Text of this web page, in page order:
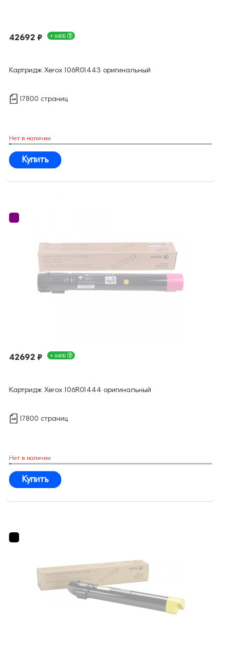
42692 ₽ + 640Б
Картридж Xerox 106R01443 оригинальный
17800 страниц
Нет в наличии
Купить
42692 ₽ + 640Б
Картридж Xerox 106R01444 оригинальный
17800 страниц
Нет в наличии
Купить